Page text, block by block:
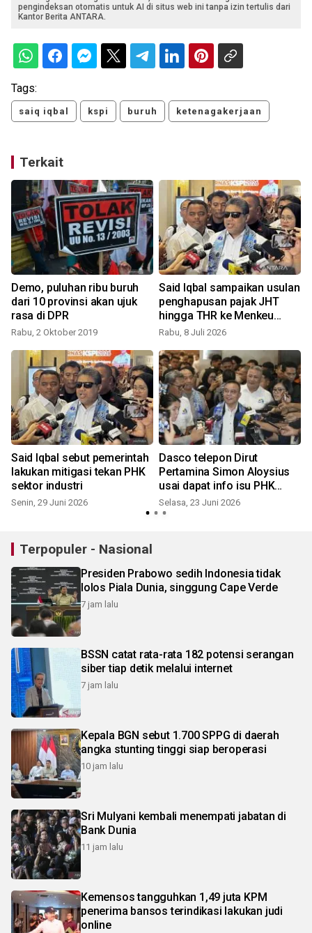
pengindeksan otomatis untuk AI di situs web ini tanpa izin tertulis dari
Kantor Berita ANTARA.
Tags:
saiq iqbal kspi buruh ketenagakerjaan
Terkait
Demo, puluhan ribu buruh
dari 10 provinsi akan ujuk
rasa di DPR
Rabu, 2 Oktober 2019
Said Iqbal sampaikan usulan
penghapusan pajak JHT
hingga THR ke Menkeu
Purbaya
Rabu, 8 Juli 2026
Said Iqbal sebut pemerintah
lakukan mitigasi tekan PHK
sektor industri
Senin, 29 Juni 2026
Dasco telepon Dirut
Pertamina Simon Aloysius
usai dapat info isu PHK
akibat gas mahal
Selasa, 23 Juni 2026
Terpopuler - Nasional
Presiden Prabowo sedih Indonesia tidak
lolos Piala Dunia, singgung Cape Verde
7 jam lalu
BSSN catat rata-rata 182 potensi serangan
siber tiap detik melalui internet
7 jam lalu
Kepala BGN sebut 1.700 SPPG di daerah
angka stunting tinggi siap beroperasi
10 jam lalu
Sri Mulyani kembali menempati jabatan di
Bank Dunia
11 jam lalu
Kemensos tangguhkan 1,49 juta KPM
penerima bansos terindikasi lakukan judi
online